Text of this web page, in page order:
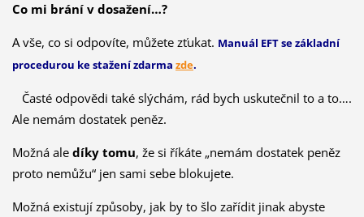
Co mi brání v dosažení…?
A vše, co si odpovíte, můžete zťukat. Manuál EFT se základní
procedurou ke stažení zdarma zde.
Časté odpovědi také slýchám, rád bych uskutečnil to a to….
Ale nemám dostatek peněz.
Možná ale díky tomu, že si říkáte „nemám dostatek peněz
proto nemůžu“ jen sami sebe blokujete.
Možná existují způsoby, jak by to šlo zařídit jinak abyste